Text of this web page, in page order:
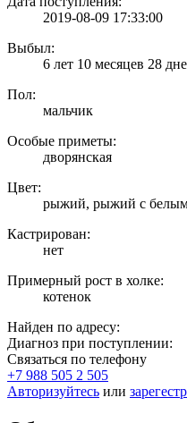
2019-08-09 17:33:00
Выбыл:
6 лет 10 месяцев 28
Пол:
мальчик
Особые приметы:
дворянская
Цвет:
рыжий, рыжий с
Кастрирован:
нет
Примерный рост в холке:
котенок
Найден по адресу:
Диагноз при поступлении:
Связаться по телефону
+7 988 505 2 505
Авторизуйтесь или